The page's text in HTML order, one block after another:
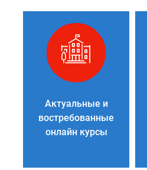
Актуальные и
востребованные
онлайн курсы